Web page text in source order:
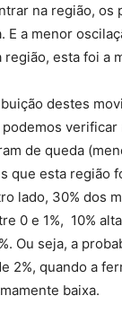
na região, os
E a menor
esta foi a
destes
podemos verificar
de queda
que esta região
lado, 30% dos
0 e 1%, 10%
Ou seja, a
2%, quando a
baixa.